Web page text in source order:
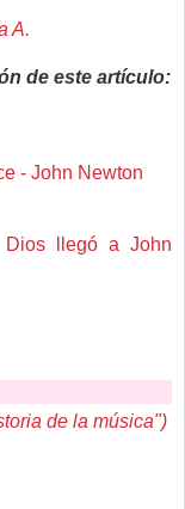
A.
de este artículo:
- John Newton
Dios llegó a John
de la música")